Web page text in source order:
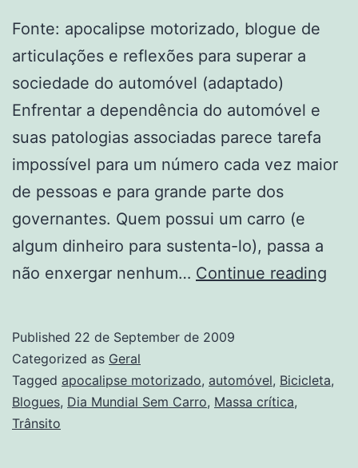
Fonte: apocalipse motorizado, blogue de
articulações e reflexões para superar a
sociedade do automóvel (adaptado)
Enfrentar a dependência do automóvel e
suas patologias associadas parece tarefa
impossível para um número cada vez maior
de pessoas e para grande parte dos
governantes. Quem possui um carro (e
algum dinheiro para sustenta-lo), passa a
não enxergar nenhum… Continue reading
Published 22 de September de 2009
Categorized as Geral
Tagged apocalipse motorizado, automóvel, Bicicleta,
Blogues, Dia Mundial Sem Carro, Massa crítica,
Trânsito